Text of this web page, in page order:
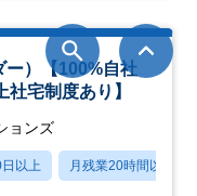
ー）【100%自社
宅制度あり】
ョンズ
以上 月残業20時間以内